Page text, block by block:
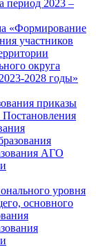
период 2023 –
«Формирование
участников
округа
2028 годы»
приказы
АГО
уровня
основного